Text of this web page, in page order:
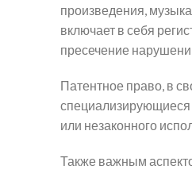
произведения,
включает в себя
пресечение
Патентное право, в
специализирующиеся
или незаконного
Также важным